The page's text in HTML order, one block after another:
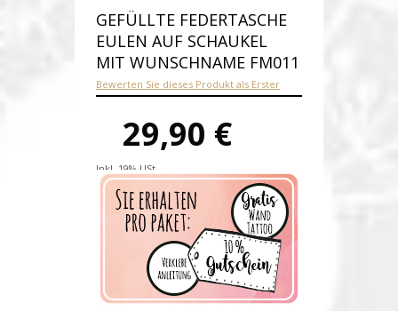
GEFÜLLTE FEDERTASCHE
EULEN AUF SCHAUKEL
MIT WUNSCHNAME FM011
Bewerten Sie dieses Produkt als Erster
29,90 €
Inkl. 19% USt.
Versandkosten
Produktnummer:fm011
Verfügbarkeit:Auf Lager
Lieferzeit: 3 Tage nach Zahlungseingang